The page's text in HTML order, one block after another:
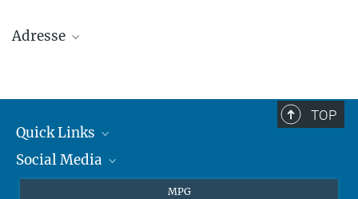
Adresse
+49 6131 305-1309
Hahn-Meitner-Weg 1, 55128 Mainz
TOP
Quick Links
Journalisten
Social Media
MPG